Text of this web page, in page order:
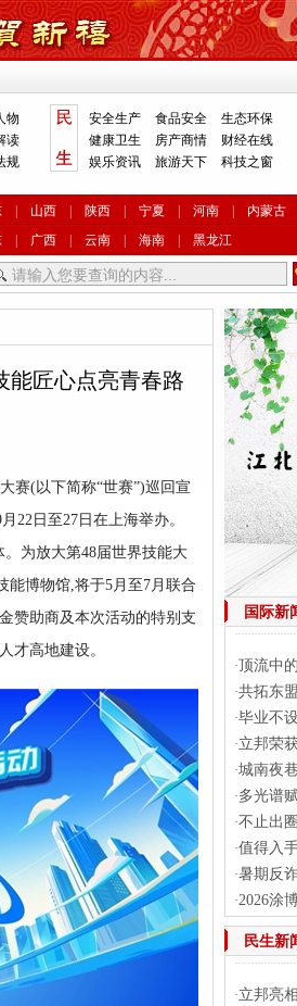
物
读
规
安全生产 食品安全
生态环保
健康卫生
房产商情
财经在线
娱乐资讯
旅游天下 科技之窗
山西 陕西 宁夏 河南 内蒙古
广西 云南 海南 黑龙江
能匠心点亮青春路
赛(以下简称“世赛”)巡回宣
22日至27日在上海举办。
为放大第48届世界技能大
能博物馆,将于5月至7月联合
赞助商及本次活动的特别支
才高地建设。
国际新
·顶流中
·共拓东
·毕业不
·立邦荣
·城南夜
·多光谱
·不止出
·值得入
·暑期反
·2026涂
民生新
·立邦亮